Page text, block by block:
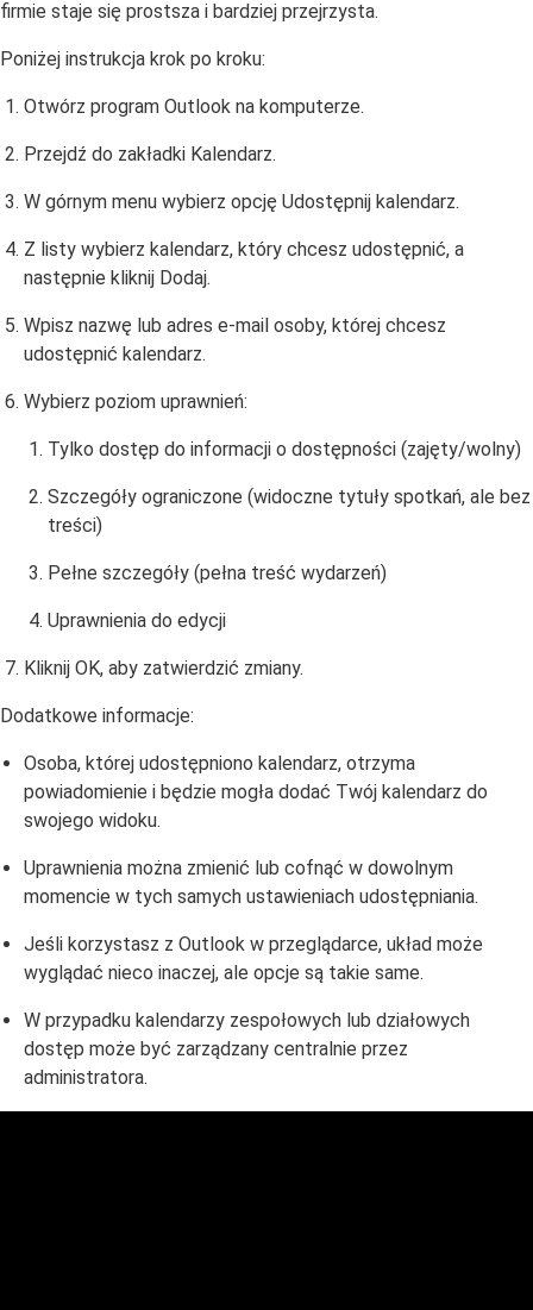
firmie staje się prostsza i bardziej przejrzysta.
Poniżej instrukcja krok po kroku:
Otwórz program Outlook na komputerze.
Przejdź do zakładki Kalendarz.
W górnym menu wybierz opcję Udostępnij kalendarz.
Z listy wybierz kalendarz, który chcesz udostępnić, a
następnie kliknij Dodaj.
Wpisz nazwę lub adres e-mail osoby, której chcesz
udostępnić kalendarz.
Wybierz poziom uprawnień:
Tylko dostęp do informacji o dostępności (zajęty/wolny)
Szczegóły ograniczone (widoczne tytuły spotkań, ale bez
treści)
Pełne szczegóły (pełna treść wydarzeń)
Uprawnienia do edycji
Kliknij OK, aby zatwierdzić zmiany.
Dodatkowe informacje:
Osoba, której udostępniono kalendarz, otrzyma
powiadomienie i będzie mogła dodać Twój kalendarz do
swojego widoku.
Uprawnienia można zmienić lub cofnąć w dowolnym
momencie w tych samych ustawieniach udostępniania.
Jeśli korzystasz z Outlook w przeglądarce, układ może
wyglądać nieco inaczej, ale opcje są takie same.
W przypadku kalendarzy zespołowych lub działowych
dostęp może być zarządzany centralnie przez
administratora.